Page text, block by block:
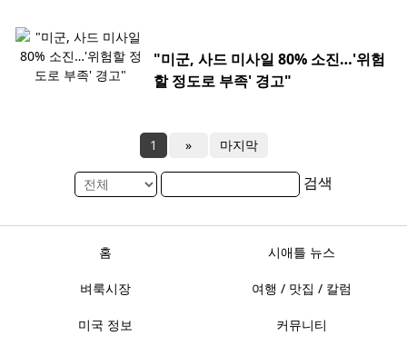
"미군, 사드 미사일 80% 소진…'위험
할 정도로 부족' 경고"
1 » 마지막
검색
홈 시애틀 뉴스
벼룩시장 여행 / 맛집 / 칼럼
미국 정보 커뮤니티